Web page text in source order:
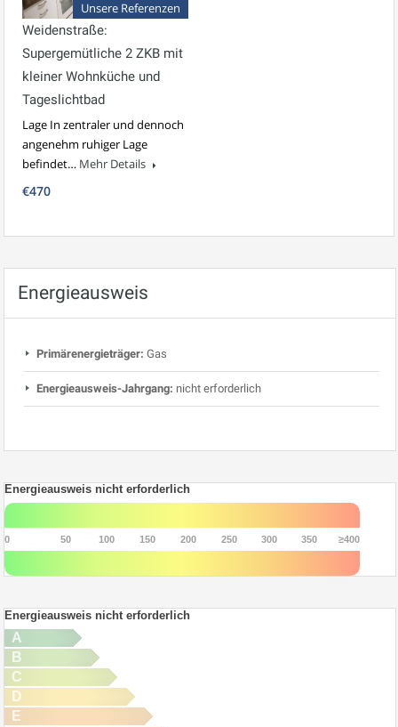
Unsere Referenzen
Weidenstraße:
Supergemütliche 2 ZKB mit
kleiner Wohnküche und
Tageslichtbad
Lage In zentraler und dennoch
angenehm ruhiger Lage
befindet… Mehr Details
€470
Energieausweis
Primärenergieträger: Gas
Energieausweis-Jahrgang: nicht erforderlich
Energieausweis nicht erforderlich
0 50 100 150 200 250 300 350 ≥400
Energieausweis nicht erforderlich
A
B
C
D
E